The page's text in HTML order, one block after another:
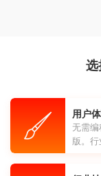
选
用户
无需
版。